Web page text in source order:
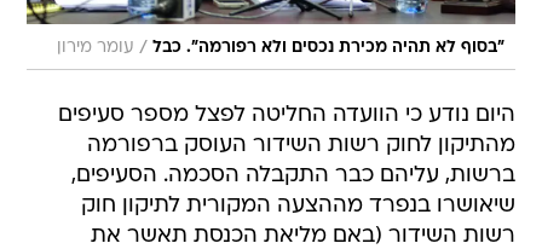
"בסוף לא תהיה מכירת נכסים ולא רפורמה". כבל / עומר מירון
היום נודע כי הוועדה החליטה לפצל מספר סעיפים
מהתיקון לחוק רשות השידור העוסק ברפורמה
ברשות, עליהם כבר התקבלה הסכמה. הסעיפים,
שיאושרו בנפרד מההצעה המקורית לתיקון חוק
רשות השידור (באם מליאת הכנסת תאשר את